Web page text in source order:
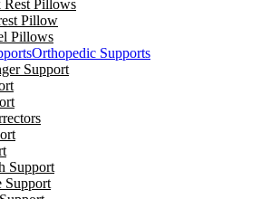
Rest Pillows
Pillow
Pillows
Orthopedic Supports
Support
Support
Support